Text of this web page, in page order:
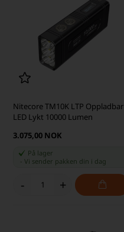
Nitecore TM10K LTP Oppladbar
LED Lykt 10000 Lumen
3.075,00 NOK
På lager
-Vi sender pakken din i dag
- +